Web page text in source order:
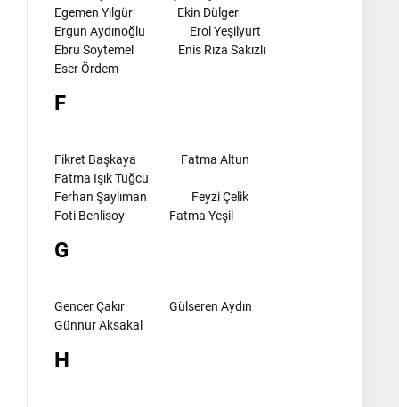
Egemen Yılgür
Ekin Dülger
Ergun Aydınoğlu
Erol Yeşilyurt
Ebru Soytemel
Enis Rıza Sakızlı
Eser Ördem
F
Fikret Başkaya
Fatma Altun
Fatma Işık Tuğcu
Ferhan Şaylıman
Feyzi Çelik
Foti Benlisoy
Fatma Yeşil
G
Gencer Çakır
Gülseren Aydın
Günnur Aksakal
H